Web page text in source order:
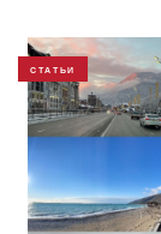
СТАТЬИ